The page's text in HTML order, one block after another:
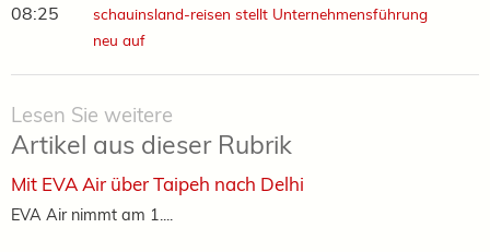
08:25
schauinsland-reisen stellt Unternehmensführung
neu auf
Lesen Sie weitere
Artikel aus dieser Rubrik
Mit EVA Air über Taipeh nach Delhi
EVA Air nimmt am 1....